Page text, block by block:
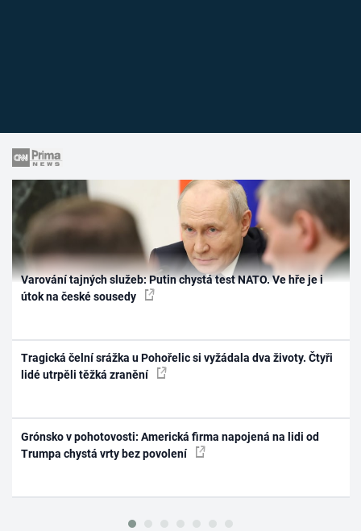
Varování tajných služeb: Putin chystá test NATO. Ve hře je i
útok na české sousedy
Tragická čelní srážka u Pohořelic si vyžádala dva životy. Čtyři
lidé utrpěli těžká zranění
Grónsko v pohotovosti: Americká firma napojená na lidi od
Trumpa chystá vrty bez povolení